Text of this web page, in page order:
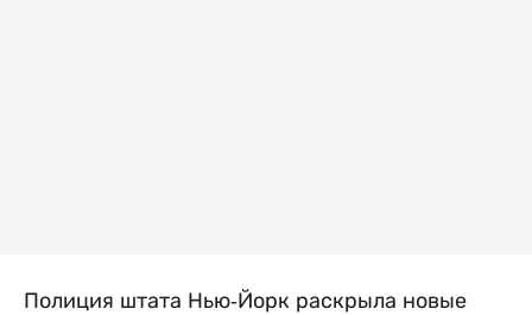
Полиция штата Нью-Йорк раскрыла новые